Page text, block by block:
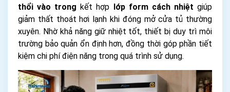
thổi vào trong kết hợp lớp form cách nhiệt giúp
giảm thất thoát hơi lạnh khi đóng mở cửa tủ thường
xuyên. Nhờ khả năng giữ nhiệt tốt, thiết bị duy trì môi
trường bảo quản ổn định hơn, đồng thời góp phần tiết
kiệm chi phí điện năng trong quá trình sử dụng.